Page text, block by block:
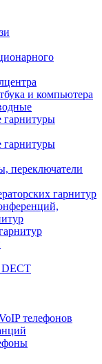
и компьютера
гарнитуры
гарнитуры
переключатели
гарнитур
DECT
телефонов